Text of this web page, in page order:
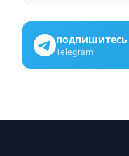
подпишитесь
Telegram